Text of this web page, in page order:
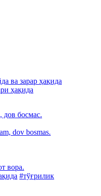
ва зарар ҳақида
ҳақида
дов босмас.
dov bosmas.
вора.
#тўғрилик